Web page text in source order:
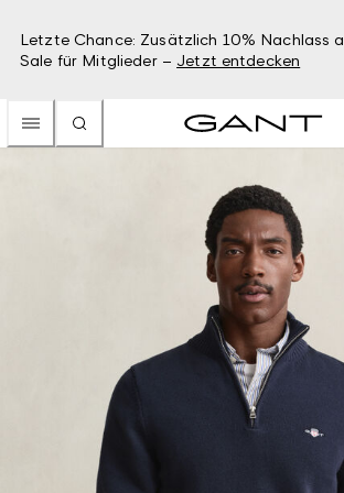
Letzte Chance: Zusätzlich 10% Nachlass
Sale für Mitglieder – Jetzt entdecken